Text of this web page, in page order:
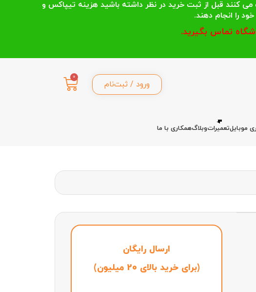
ورود / ثبت‌نام
0
موبایلتعمیراتوبلاگهمکاری با ما
ارسال رایگان
(برای خرید بالای 20 میلیون)
یا پست انتخاب می کنند قبل از ثبت خرید در نظر داشته باشید هزینه تیپاکس و
تماس بگیرید.